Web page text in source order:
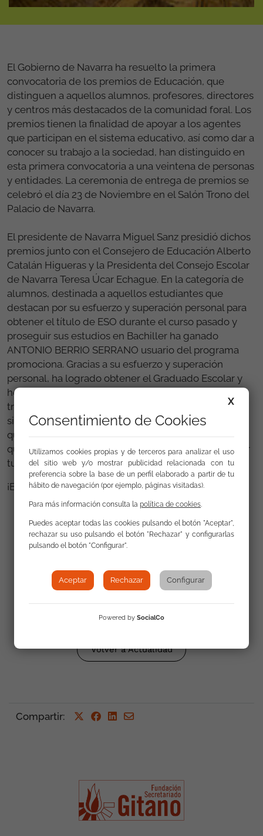
El Gobierno de Navarra ha resuelto la primera
convocatoria de los premios de Educación, que
distinguen a aquellos alumnos, profesores, directores
y centros más destacados de la comunidad foral. Los
premios tienen la finalidad de apoyar a los agentes
que participan en el sistema educativo, así como dar a
conocer su trabajo a la sociedad, han distinguido en
esta primera convocatoria a una veintena de personas
y entidades. La ceremonia de entrega de premios se
celebró el día 23 de Noviembre en el Salón Trono del
Palacio de Navarra.
El presidente de Navarra Miguel Sanz presidió dichos
premios junto con el Consejero de Educación Alberto
Catalán Higueras y la Presidenta del Consejo Escolar
de Navarra Teresa Úcar Echague. En la categoría de
alumnos, destinada a aquellos estudiantes que
destacan por su esfuerzo y superación personal para
obtener el título de ESO durante el curso pasado y
proseguir sus estudios en Bachiller ha ganado
ANTONIO BERRIO SERRANO usuario del programa
promociona. Gracias a su esfuerzo y superación
personal, ha logrado obtener el Graduado Escolar y
hoy en día está cursando 1º de Bachiller a la vez que
trabaja. A pesar de muchos inconvenientes Antonio
siempre ha tenido claro que estudiar es el futuro y
que no por estudiar y ser gitano te vas a “apayar” sino
que contra más estudies mejor vas a poder defender
tu cultura.
¡Enhorabuena Antonio!
Galería
Volver a Actualidad
Compartir:
X
Consentimiento de Cookies
Utilizamos cookies propias y de terceros para analizar el uso
del sitio web y/o mostrar publicidad relacionada con tu
preferencia sobre la base de un perfil elaborado a partir de tu
hábito de navegación (por ejemplo, páginas visitadas).
Para más información consulta la política de cookies
Puedes aceptar todas las cookies pulsando el botón "Aceptar",
rechazar su uso pulsando el botón "Rechazar" y configurarlas
pulsando el botón "Configurar".
Aceptar Rechazar Configurar
Powered by SocialCo